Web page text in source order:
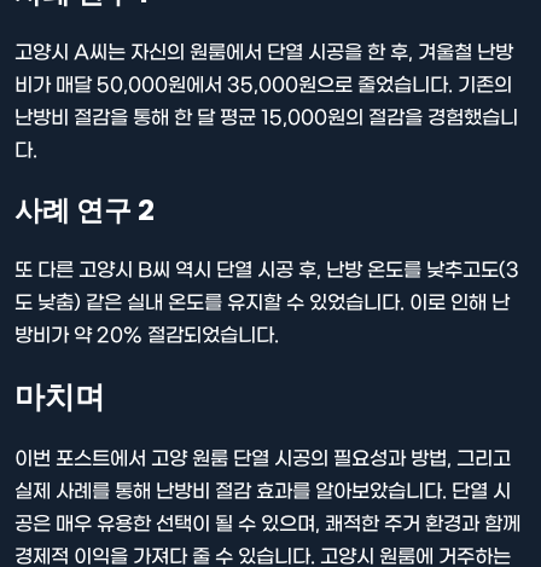
고양시 A씨는 자신의 원룸에서 단열 시공을 한 후, 겨울철 난방
비가 매달 50,000원에서 35,000원으로 줄었습니다. 기존의
난방비 절감을 통해 한 달 평균 15,000원의 절감을 경험했습니
다.
사례 연구 2
또 다른 고양시 B씨 역시 단열 시공 후, 난방 온도를 낮추고도(3
도 낮춤) 같은 실내 온도를 유지할 수 있었습니다. 이로 인해 난
방비가 약 20% 절감되었습니다.
마치며
이번 포스트에서 고양 원룸 단열 시공의 필요성과 방법, 그리고
실제 사례를 통해 난방비 절감 효과를 알아보았습니다. 단열 시
공은 매우 유용한 선택이 될 수 있으며, 쾌적한 주거 환경과 함께
경제적 이익을 가져다 줄 수 있습니다. 고양시 원룸에 거주하는